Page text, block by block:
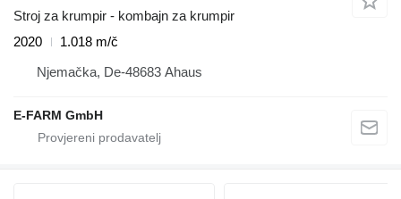
Stroj za krumpir - kombajn za krumpir
2020
1.018 m/č
Njemačka, De-48683 Ahaus
E-FARM GmbH